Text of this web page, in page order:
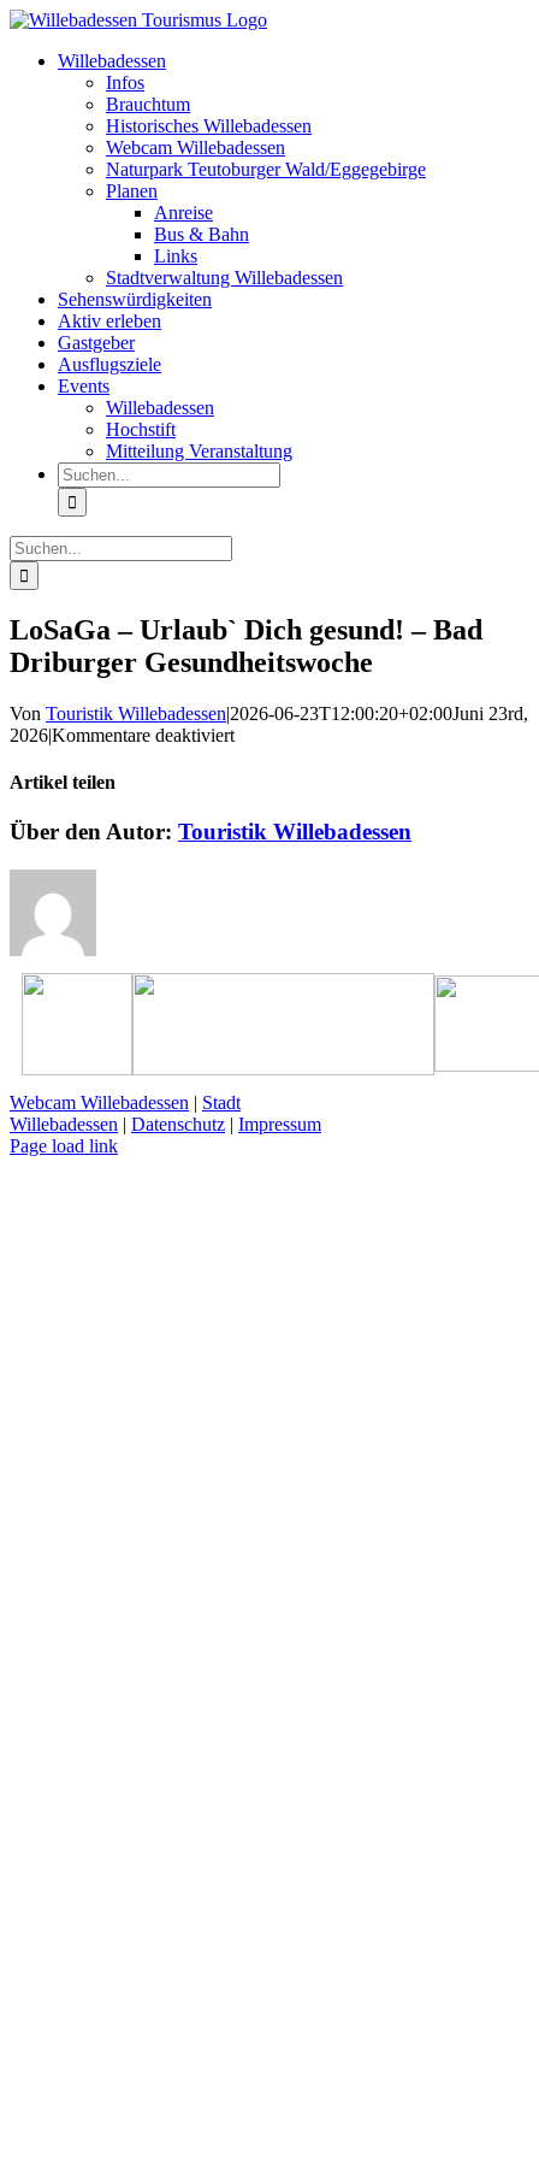
Zum
springenWillebadessen
Infos
Brauchtum
Historisches Willebadessen
Webcam Willebadessen
Naturpark Teutoburger Wald/Eggegebirge
Planen
Anreise
Bus & Bahn
Links
Stadtverwaltung Willebadessen
Sehenswürdigkeiten
Aktiv erleben
Gastgeber
Ausflugsziele
Events
Willebadessen
Hochstift
Mitteilung Veranstaltung
Suche
nach:
Suche
nach:
LoSaGa – Urlaub` Dich gesund! – Bad
Driburger Gesundheitswoche
Von Touristik Willebadessen|2026-06-23T12:00:20+02:00Juni 23rd,
2026|Kommentare deaktiviertfür
Dich
gesund!
Artikel teilen
Facebook
X
Reddit
LinkedIn
WhatsApp
Pinterest
Vk
E-
Über den Autor: Touristik Willebadessen
Webcam Willebadessen | Stadt
Willebadessen | Datenschutz | Impressum
Facebook
X
YouTube
Page load link